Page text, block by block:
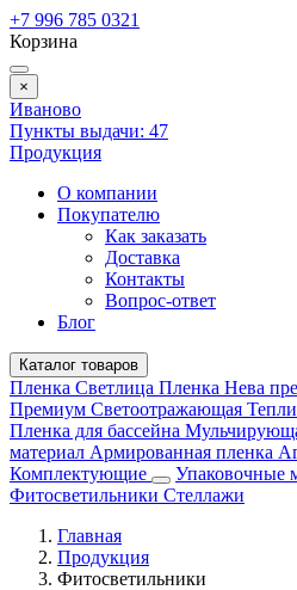
+7 996 785 0321
Корзина
×
Иваново
Пункты выдачи: 47
Продукция
О компании
Покупателю
Как заказать
Доставка
Контакты
Вопрос-ответ
Блог
Каталог товаров
Пленка Светлица Пленка Нева
Премиум Светоотражающая
Пленка для бассейна
материал Армированная пленка
Комплектующие
Упаковочные
Фитосветильники Стеллажи
Главная
Продукция
Фитосветильники